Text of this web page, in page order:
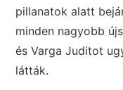
pillanatok alatt
minden nagyobb
és Varga Juditot
látták.